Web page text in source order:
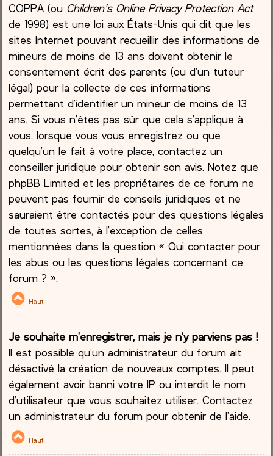
COPPA (ou Children’s Online Privacy Protection Act
de 1998) est une loi aux États-Unis qui dit que les
sites Internet pouvant recueillir des informations de
mineurs de moins de 13 ans doivent obtenir le
consentement écrit des parents (ou d’un tuteur
légal) pour la collecte de ces informations
permettant d’identifier un mineur de moins de 13
ans. Si vous n’êtes pas sûr que cela s’applique à
vous, lorsque vous vous enregistrez ou que
quelqu’un le fait à votre place, contactez un
conseiller juridique pour obtenir son avis. Notez que
phpBB Limited et les propriétaires de ce forum ne
peuvent pas fournir de conseils juridiques et ne
sauraient être contactés pour des questions légales
de toutes sortes, à l’exception de celles
mentionnées dans la question « Qui contacter pour
les abus ou les questions légales concernant ce
forum ? ».
Haut
Je souhaite m’enregistrer, mais je n’y parviens pas !
Il est possible qu’un administrateur du forum ait
désactivé la création de nouveaux comptes. Il peut
également avoir banni votre IP ou interdit le nom
d’utilisateur que vous souhaitez utiliser. Contactez
un administrateur du forum pour obtenir de l’aide.
Haut